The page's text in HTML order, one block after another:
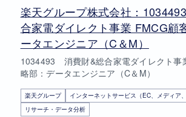
楽天グループ株式会社：
合家電ダイレクト事業 FMCG顧
ータエンジニア（C＆M）
1034493 消費財&総合家電ダイレクト事
略部：データエンジニア（C＆M）
楽天グループ
インターネットサービス（EC、メディア、
リサーチ・データ分析